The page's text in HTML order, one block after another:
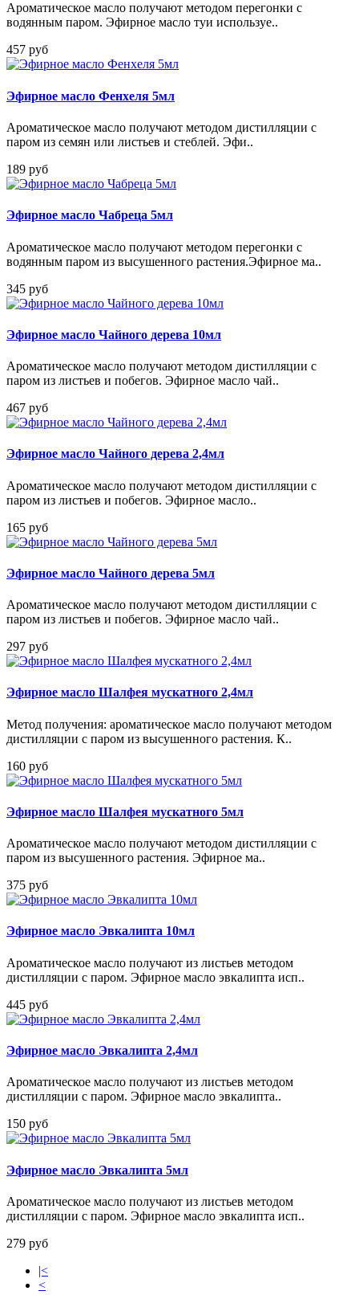
Ароматическое масло получают методом перегонки с
водянным паром. Эфирное масло туи используе..
457 руб
Эфирное масло Фенхеля 5мл
Ароматическое масло получают методом дистилляции с
паром из семян или листьев и стеблей. Эфи..
189 руб
Эфирное масло Чабреца 5мл
Ароматическое масло получают методом перегонки с
водянным паром из высушенного растения.Эфирное ма..
345 руб
Эфирное масло Чайного дерева 10мл
Ароматическое масло получают методом дистилляции с
паром из листьев и побегов. Эфирное масло чай..
467 руб
Эфирное масло Чайного дерева 2,4мл
Ароматическое масло получают методом дистилляции с
паром из листьев и побегов. Эфирное масло..
165 руб
Эфирное масло Чайного дерева 5мл
Ароматическое масло получают методом дистилляции с
паром из листьев и побегов. Эфирное масло чай..
297 руб
Эфирное масло Шалфея мускатного 2,4мл
Метод получения: ароматическое масло получают методом
дистилляции с паром из высушенного растения. К..
160 руб
Эфирное масло Шалфея мускатного 5мл
Ароматическое масло получают методом дистилляции с
паром из высушенного растения. Эфирное ма..
375 руб
Эфирное масло Эвкалипта 10мл
Ароматическое масло получают из листьев методом
дистилляции с паром. Эфирное масло эвкалипта исп..
445 руб
Эфирное масло Эвкалипта 2,4мл
Ароматическое масло получают из листьев методом
дистилляции с паром. Эфирное масло эвкалипта..
150 руб
Эфирное масло Эвкалипта 5мл
Ароматическое масло получают из листьев методом
дистилляции с паром. Эфирное масло эвкалипта исп..
279 руб
|<
<